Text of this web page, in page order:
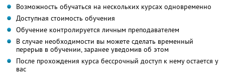
Возможность обучаться на нескольких курсах одновременно
Доступная стоимость обучения
Обучение контролируется личным преподавателем
В случае необходимости вы можете сделать временный
перерыв в обучении, заранее уведомив об этом
После прохождения курса бессрочный доступ к нему остается у
вас